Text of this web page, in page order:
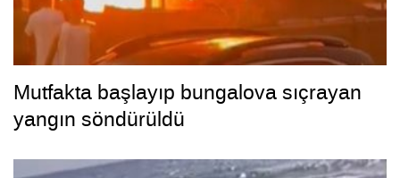
Mutfakta başlayıp bungalova sıçrayan
yangın söndürüldü